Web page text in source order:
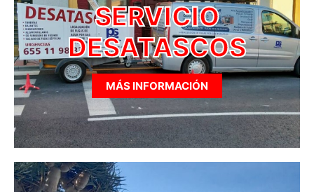
SERVICIO
DESATASCOS
MÁS INFORMACIÓN